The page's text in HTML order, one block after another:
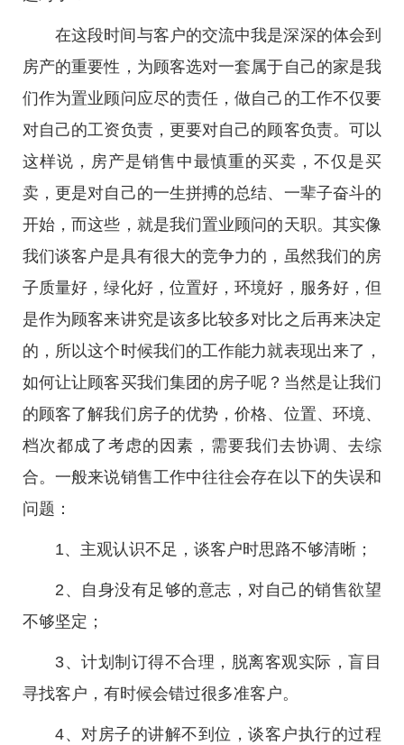
在这段时间与客户的交流中我是深深的体会到
房产的重要性，为顾客选对一套属于自己的家是我
们作为置业顾问应尽的责任，做自己的工作不仅要
对自己的工资负责，更要对自己的顾客负责。可以
这样说，房产是销售中最慎重的买卖，不仅是买
卖，更是对自己的一生拼搏的总结、一辈子奋斗的
开始，而这些，就是我们置业顾问的天职。其实像
我们谈客户是具有很大的竞争力的，虽然我们的房
子质量好，绿化好，位置好，环境好，服务好，但
是作为顾客来讲究是该多比较多对比之后再来决定
的，所以这个时候我们的工作能力就表现出来了，
如何让让顾客买我们集团的房子呢？当然是让我们
的顾客了解我们房子的优势，价格、位置、环境、
档次都成了考虑的因素，需要我们去协调、去综
合。一般来说销售工作中往往会存在以下的失误和
问题：
1、主观认识不足，谈客户时思路不够清晰；
2、自身没有足够的意志，对自己的销售欲望
不够坚定；
3、计划制订得不合理，脱离客观实际，盲目
寻找客户，有时候会错过很多准客户。
4、对房子的讲解不到位，谈客户执行的过程